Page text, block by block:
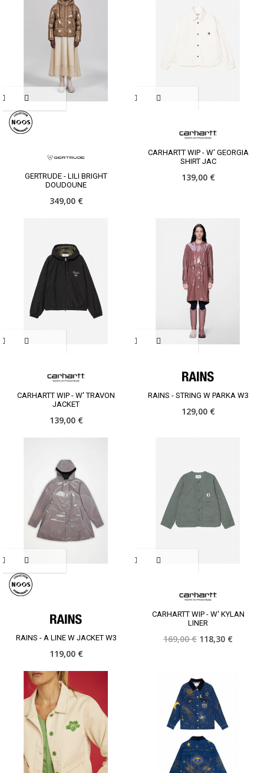
GERTRUDE - LILI BRIGHT
DOUDOUNE
349,00 €
CARHARTT WIP - W' GEORGIA
SHIRT JAC
139,00 €
CARHARTT WIP - W' TRAVON
JACKET
139,00 €
RAINS - STRING W PARKA W3
129,00 €
RAINS - A LINE W JACKET W3
119,00 €
CARHARTT WIP - W' KYLAN
LINER
169,00 € 118,30 €